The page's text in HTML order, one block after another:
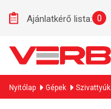
Ajánlatkérő lista: 0
Nyitólap Gépek Szivattyúk